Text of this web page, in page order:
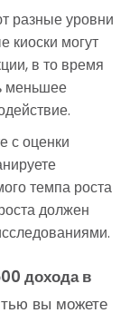
разные уровни
киоски могут
в то время
меньшее
с оценки
темпа роста
должен
дохода в
вы можете